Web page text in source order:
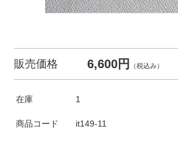
販売価格 6,600円 （税込み）
在庫 1
商品コード it149-11